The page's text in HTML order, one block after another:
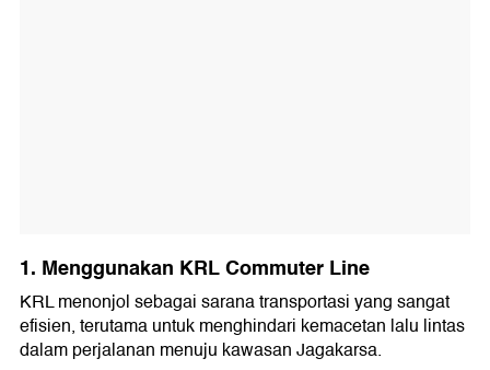
1. Menggunakan KRL Commuter Line
KRL menonjol sebagai sarana transportasi yang sangat
efisien, terutama untuk menghindari kemacetan lalu lintas
dalam perjalanan menuju kawasan Jagakarsa.